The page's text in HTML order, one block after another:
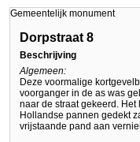
Gemeentelijk monument
Dorpstraat 8
Beschrijving
Algemeen:
Deze voormalige
voorganger in de as was
naar de straat gekeerd.
Hollandse pannen gedekt
vrijstaande pand aan